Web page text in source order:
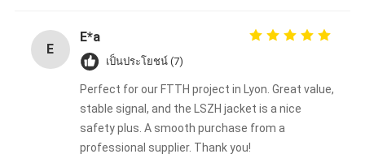
E
E*a
เป็นประโยชน์ (7)
Perfect for our FTTH project in Lyon. Great value,
stable signal, and the LSZH jacket is a nice
safety plus. A smooth purchase from a
professional supplier. Thank you!